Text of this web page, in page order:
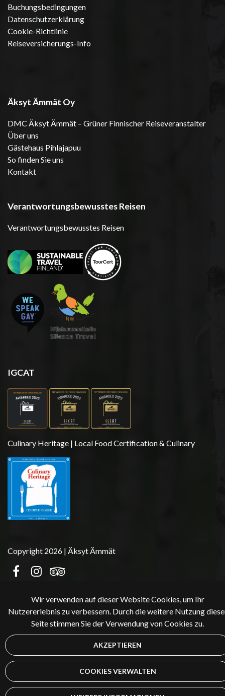
Wir verwenden auf dieser Website Cookies, um Ihr
Nutzererlebnis zu verbessern. Durch die weitere Nutzung
Seite stimmen Sie der Verwendung von Cookies zu.
AKZEPTIEREN
COOKIES VERWALTEN
Buchungsbedingungen
Datenschutzerklärung
Cookie-Richtlinie
Reiseversicherungs-Info
Äksyt Ämmät Oy
DMC Äksyt Ämmät – Grüner Finnischer Reiseveranstalter
Über uns
Gästehaus Pihlajapuu
So finden Sie uns
Kontakt
Verantwortungsbewusstes Reisen
Verantwortungsbewusstes Reisen
IGCAT
Culinary Heritage | Local Food Certification & Culinary
Copyright 2026 | Äksyt Ämmät